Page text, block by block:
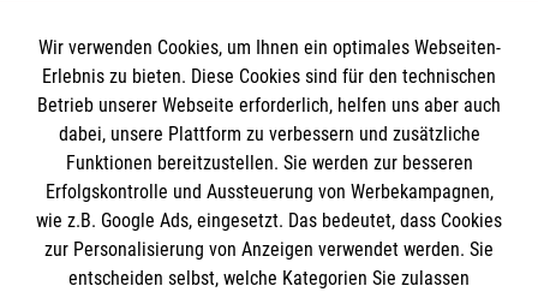
Impressum
Datenschutz
Barrierefreiheit
Kontakt
Presse
MPG Ansprechpartner
Den Beauftragten für Medizinproduktesicherheit
im Malteser Rettungsdienst und den
Einsatzdiensten der Malteser können Sie unter
Die Malteser
Wir verwenden Cookies, um Ihnen ein optimales Webseiten-
Erlebnis zu bieten. Diese Cookies sind für den technischen
Betrieb unserer Webseite erforderlich, helfen uns aber auch
dabei, unsere Plattform zu verbessern und zusätzliche
Funktionen bereitzustellen. Sie werden zur besseren
Erfolgskontrolle und Aussteuerung von Werbekampagnen,
wie z.B. Google Ads, eingesetzt. Das bedeutet, dass Cookies
zur Personalisierung von Anzeigen verwendet werden. Sie
entscheiden selbst, welche Kategorien Sie zulassen